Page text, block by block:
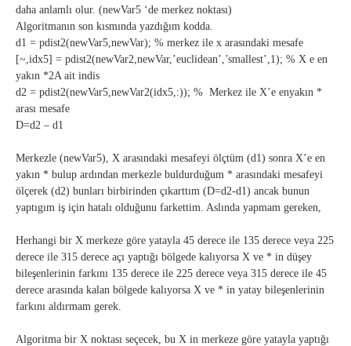
daha anlamlı olur. (newVar5 ‘de merkez noktası)
Algoritmanın son kısmında yazdığım kodda.
d1 = pdist2(newVar5,newVar); % merkez ile x arasındaki mesafe
[~,idx5] = pdist2(newVar2,newVar,’euclidean’,’smallest’,1); % X e en
yakın *2A ait indis
d2 = pdist2(newVar5,newVar2(idx5,:)); % Merkez ile X’e enyakın *
arası mesafe
D=d2 – d1
Merkezle (newVar5), X arasındaki mesafeyi ölçtüm (d1) sonra X’e en
yakın * bulup ardından merkezle buldurduğum * arasındaki mesafeyi
ölçerek (d2) bunları birbirinden çıkarttım (D=d2-d1) ancak bunun
yaptıgım iş için hatalı olduğunu farkettim. Aslında yapmam gereken,
Herhangi bir X merkeze göre yatayla 45 derece ile 135 derece veya 225
derece ile 315 derece açı yaptığı bölgede kalıyorsa X ve * in düşey
bileşenlerinin farkını 135 derece ile 225 derece veya 315 derece ile 45
derece arasında kalan bölgede kalıyorsa X ve * in yatay bileşenlerinin
farkını aldırmam gerek.
Algoritma bir X noktası seçecek, bu X in merkeze göre yatayla yaptığı